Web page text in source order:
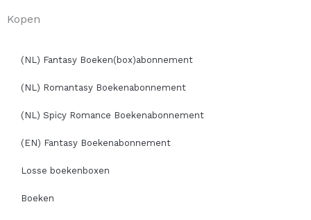
Kopen
(NL) Fantasy Boeken(box)abonnement
(NL) Romantasy Boekenabonnement
(NL) Spicy Romance Boekenabonnement
(EN) Fantasy Boekenabonnement
Losse boekenboxen
Boeken